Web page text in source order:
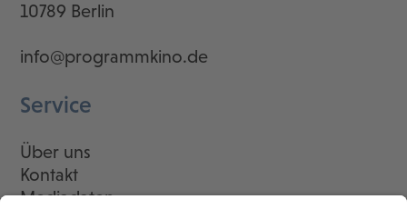
10789 Berlin
info@programmkino.de
Service
Über uns
Kontakt
Mediadaten